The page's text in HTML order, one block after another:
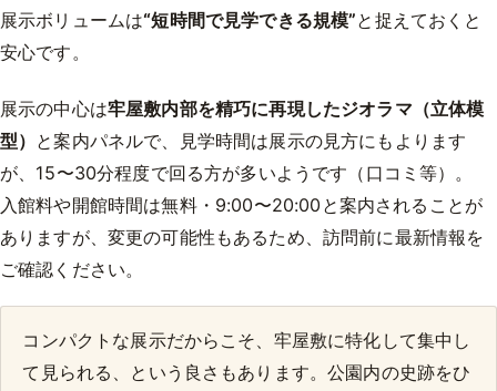
展示ボリュームは“短時間で見学できる規模”と捉えておくと
安心です。
展示の中心は牢屋敷内部を精巧に再現したジオラマ（立体模
型） と案内パネルで、見学時間は展示の見方にもよります
が、15〜30分程度で回る方が多いようです（口コミ等）。
入館料や開館時間は無料・9:00〜20:00と案内されることが
ありますが、変更の可能性もあるため、訪問前に最新情報を
ご確認ください。
コンパクトな展示だからこそ、牢屋敷に特化して集中し
て見られる、という良さもあります。公園内の史跡をひ